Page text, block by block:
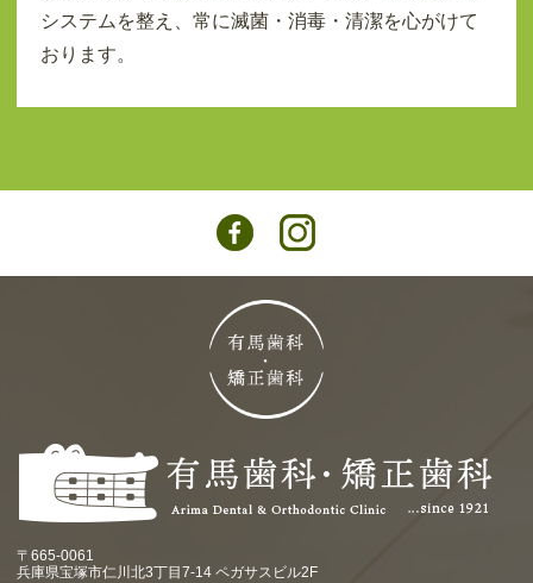
システムを整え、常に滅菌・消毒・清潔を心がけて
おります。
〒665-0061
兵庫県宝塚市仁川北3丁目7-14 ペガサスビル2F